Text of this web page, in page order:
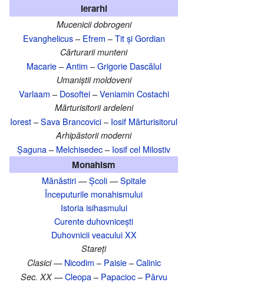
Ierarhi
Mucenicii dobrogeni
Evanghelicus– Efrem –Tit și Gordian
Cărturarii munteni
Macarie–Antim –Grigorie Dascălul
Umaniștii moldoveni
Varlaam – Dosoftei–Veniamin Costachi
Mărturisitorii ardeleni
Iorest–Sava Brancovici– Iosif Mărturisitorul
Arhipăstorii moderni
Șaguna– Melchisedec– Iosif cel Milostiv
Monahism
Mănăstiri—Școli—Spitale
Începuturile monahismului
Istoria isihasmului
Curente duhovnicești
Duhovnicii veacului XX
Stareți
Clasici — Nicodim – Paisie–Calinic
Sec. XX — Cleopa– Papacioc– Pârvu